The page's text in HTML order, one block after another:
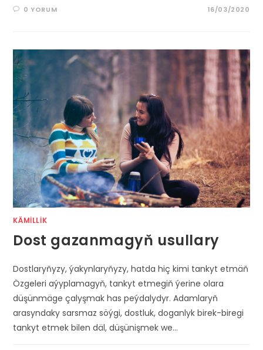
0 YORUM 16/03/2020
KÄMILLIK
Dost gazanmagyň usullary
Dostlaryňyzy, ýakynlaryňyzy, hatda hiç kimi tankyt etmäň
Özgeleri aýyplamagyň, tankyt etmegiň ýerine olara
düşünmäge çalyşmak has peýdalydyr. Adamlaryň
arasyndaky sarsmaz söýgi, dostluk, doganlyk birek-biregi
tankyt etmek bilen däl, düşünişmek we…